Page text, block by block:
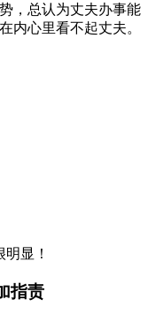
，总认为丈夫办事能
内心里看不起丈夫。
显！
指责